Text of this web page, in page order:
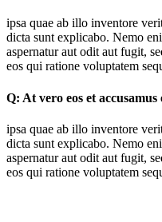
ipsa quae ab illo inventore
dicta sunt explicabo. Nemo
aspernatur aut odit aut fugit,
eos qui ratione voluptatem
Q: At vero eos et accusamus
ipsa quae ab illo inventore
dicta sunt explicabo. Nemo
aspernatur aut odit aut fugit,
eos qui ratione voluptatem